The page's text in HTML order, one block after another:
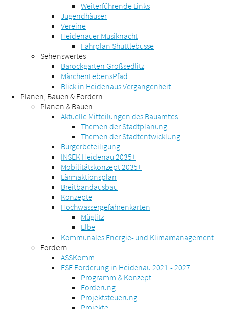
Weiterführende Links
Jugendhäuser
Vereine
Heidenauer Musiknacht
Fahrplan Shuttlebusse
Sehenswertes
Barockgarten Großsedlitz
MärchenLebensPfad
Blick in Heidenaus Vergangenheit
Planen, Bauen & Fördern
Planen & Bauen
Aktuelle Mitteilungen des Bauamtes
Themen der Stadtplanung
Themen der Stadtentwicklung
Bürgerbeteiligung
INSEK Heidenau 2035+
Mobilitätskonzept 2035+
Lärmaktionsplan
Breitbandausbau
Konzepte
Hochwassergefahrenkarten
Müglitz
Elbe
Kommunales Energie- und Klimamanagement
Fördern
ASSKomm
ESF Förderung in Heidenau 2021 - 2027
Programm & Konzept
Förderung
Projektsteuerung